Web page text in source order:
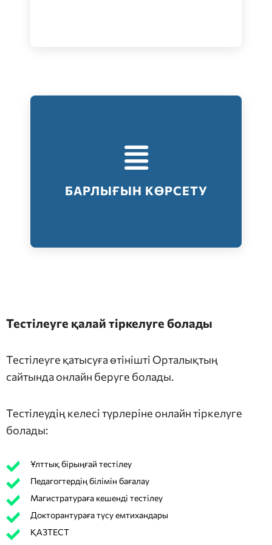
БАРЛЫҒЫН КӨРСЕТУ
Тестілеудің барлық түрлері
Барлығын көрсету
Тестілеуге қалай тіркелуге болады
Тестілеуге қатысуға өтінішті Орталықтың
сайтында онлайн беруге болады.
Тестілеудің келесі түрлеріне онлайн тіркелуге
болады:
Ұлттық бірыңғай тестілеу
Педагогтердің білімін бағалау
Магистратураға кешенді тестілеу
Докторантураға түсу емтихандары
ҚАЗТЕСТ